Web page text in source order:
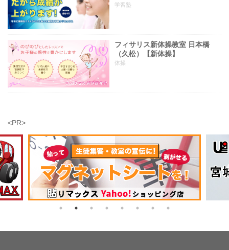
学習塾
フィサリス新体操教室 日本橋
（久松）【新体操】
体操
<PR>